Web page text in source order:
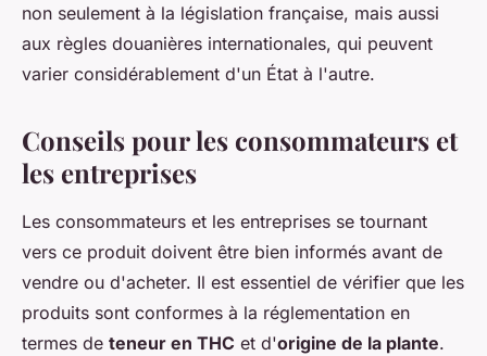
non seulement à la législation française, mais aussi
aux règles douanières internationales, qui peuvent
varier considérablement d'un État à l'autre.
Conseils pour les consommateurs et
les entreprises
Les consommateurs et les entreprises se tournant
vers ce produit doivent être bien informés avant de
vendre ou d'acheter. Il est essentiel de vérifier que les
produits sont conformes à la réglementation en
termes de teneur en THC et d'origine de la plante.